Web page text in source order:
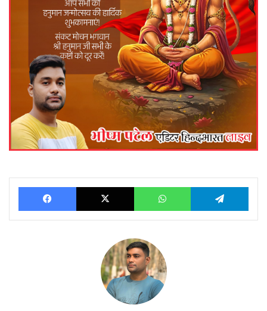
Facebook X WhatsApp